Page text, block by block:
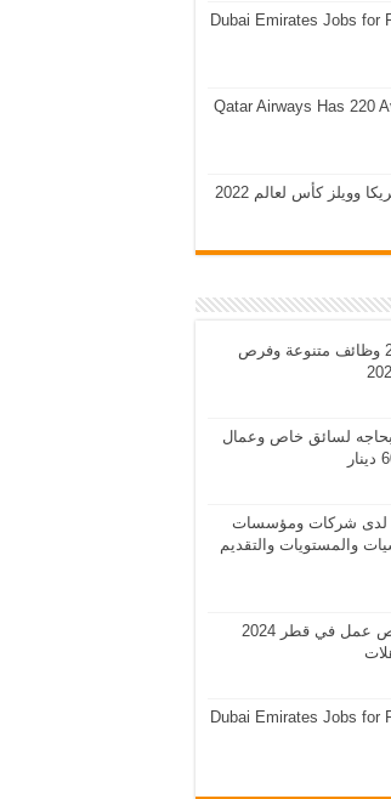
Dubai Emirates Jobs for
Qatar Airways Has 220
وويلز كأس لعالم 2022
وظائف في السعودية 2024 وظائف متنوعة وفرص
وظائف في الكويت 2024 بحاجه لسائق خاص وعمال
وظائف في الامارات 2024 لدى شركات ومؤسسات
والمستويات والتقديم
وظائف في قطر 2024 فرص عمل في قطر 2024
Dubai Emirates Jobs for